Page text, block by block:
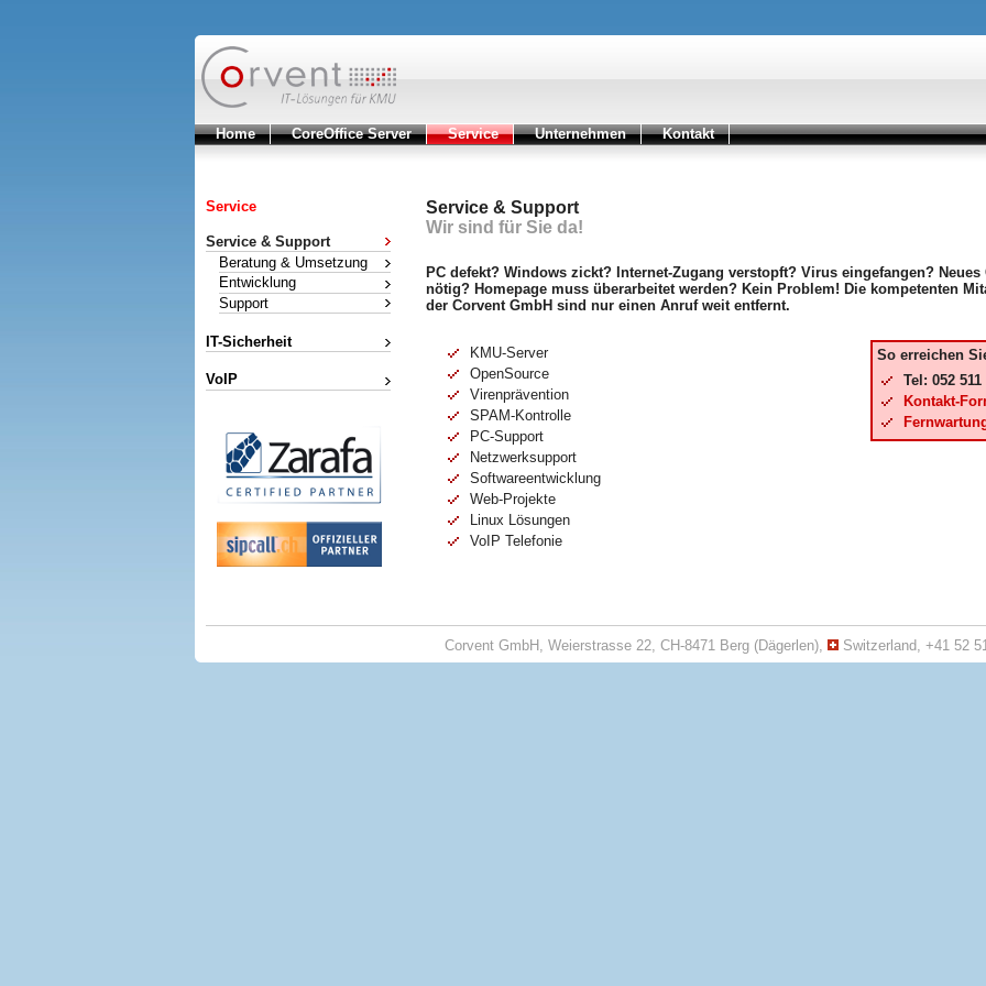
Home CoreOffice Server Service Unternehmen Kontakt
Service
Service & Support
Beratung & Umsetzung
Entwicklung
Support
IT-Sicherheit
VoIP
Service & Support
Wir sind für Sie da!
PC defekt? Windows zickt? Internet-Zugang verstopft? Virus eingefangen? Neues
nötig? Homepage muss überarbeitet werden? Kein Problem! Die kompetenten
der Corvent GmbH sind nur einen Anruf weit entfernt.
So erreichen
Tel: 052 511
Kontakt-
KMU-Server
OpenSource
Virenprävention
SPAM-Kontrolle
PC-Support
Netzwerksupport
Softwareentwicklung
Web-Projekte
Linux Lösungen
VoIP Telefonie
Corvent GmbH, Weierstrasse 22, CH-8471 Berg (Dägerlen), Switzerland, +41 52